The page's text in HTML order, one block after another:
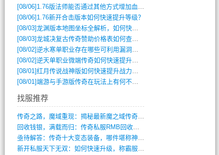
[08/06] 1.76版法师能否通过其他方式增加血量？
[08/06] 1.76新开合击版本如何快速提升等级？
[08/03]龙渊版本地图坐标全解析，如何快速定位BOSS位置？
[08/03]龙城决复古传奇赞助价格表如何查询？
[08/02]逆水寒单职业存在哪些可利用漏洞？如何快速提升战力？
[08/02]逆天单职业微端传奇如何快速提升战力？新手必看攻略
[08/01]红月传说战神版如何快速提升战力？新手攻略全解析？
[08/01]端游与手游版传奇在玩法上有何不同？
找服推荐
传奇之路，魔域重现：揭秘最新魔之域传奇攻(712)
回收钱银，满载而归：传奇私服RMB回收装(548)
亟待解答：传奇十大变态装备，哪件堪称神器(347)
新开私服天下无双：如何快速升级，称霸服务(681)